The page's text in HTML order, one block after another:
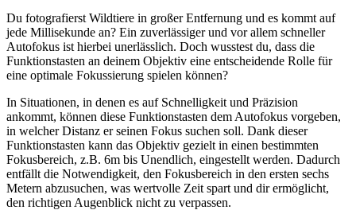
Du fotografierst Wildtiere in großer Entfernung und es kommt auf
jede Millisekunde an? Ein zuverlässiger und vor allem schneller
Autofokus ist hierbei unerlässlich. Doch wusstest du, dass die
Funktionstasten an deinem Objektiv eine entscheidende Rolle für
eine optimale Fokussierung spielen können?
In Situationen, in denen es auf Schnelligkeit und Präzision
ankommt, können diese Funktionstasten dem Autofokus vorgeben,
in welcher Distanz er seinen Fokus suchen soll. Dank dieser
Funktionstasten kann das Objektiv gezielt in einen bestimmten
Fokusbereich, z.B. 6m bis Unendlich, eingestellt werden. Dadurch
entfällt die Notwendigkeit, den Fokusbereich in den ersten sechs
Metern abzusuchen, was wertvolle Zeit spart und dir ermöglicht,
den richtigen Augenblick nicht zu verpassen.